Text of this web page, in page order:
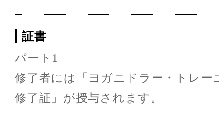
証書
パート1
修了者には「ヨガニドラー・トレー
修了証」が授与されます。